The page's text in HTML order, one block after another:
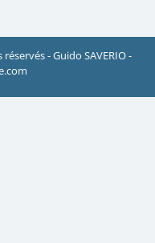
- Guido SAVERIO -